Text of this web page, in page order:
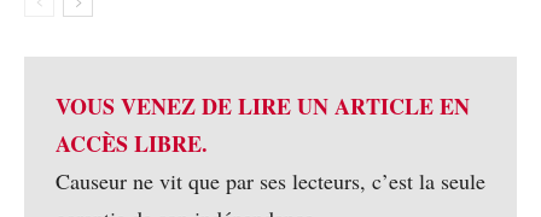
VOUS VENEZ DE LIRE UN ARTICLE EN
ACCÈS LIBRE.
Causeur ne vit que par ses lecteurs, c’est la seule